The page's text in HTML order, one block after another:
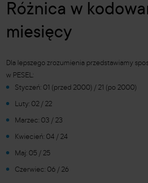
Różnica w
miesięcy
Dla lepszego zrozumienia przedstawiamy
w PESEL:
Styczeń: 01 (przed 2000) / 21 (po 2000)
Luty: 02 / 22
Marzec: 03 / 23
Kwiecień: 04 / 24
Maj: 05 / 25
Czerwiec: 06 / 26